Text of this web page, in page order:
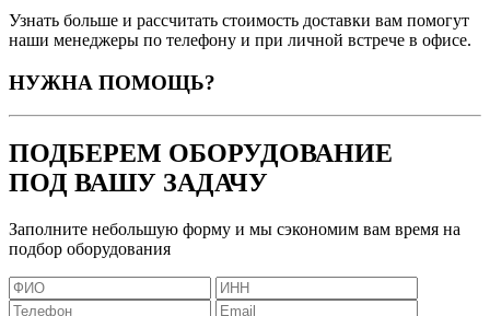
Узнать больше и рассчитать стоимость доставки вам помогут
наши менеджеры по телефону и при личной встрече в офисе.
НУЖНА ПОМОЩЬ?
ПОДБЕРЕМ ОБОРУДОВАНИЕ
ПОД ВАШУ ЗАДАЧУ
Заполните небольшую форму и мы сэкономим вам время на
подбор оборудования